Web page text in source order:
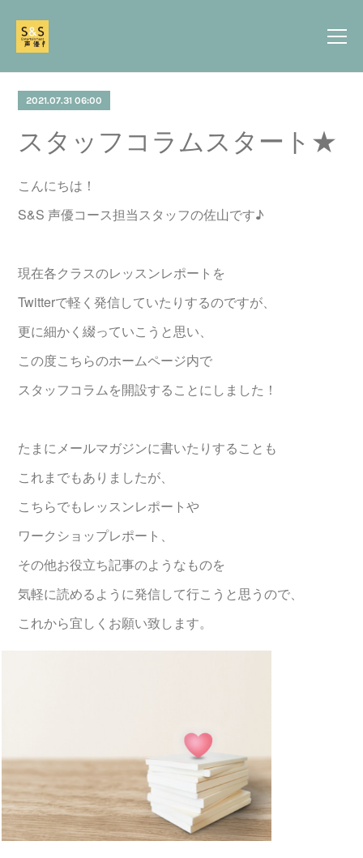
2021.07.31 06:00
スタッフコラムスタート★
こんにちは！
S&S 声優コース担当スタッフの佐山です♪
現在各クラスのレッスンレポートを
Twitterで軽く発信していたりするのですが、
更に細かく綴っていこうと思い、
この度こちらのホームページ内で
スタッフコラムを開設することにしました！
たまにメールマガジンに書いたりすることも
これまでもありましたが、
こちらでもレッスンレポートや
ワークショップレポート、
その他お役立ち記事のようなものを
気軽に読めるように発信して行こうと思うので、
これから宜しくお願い致します。